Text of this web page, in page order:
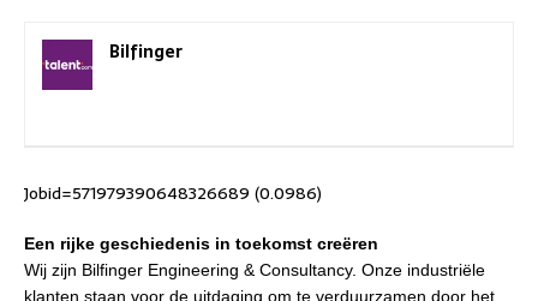
Bilfinger
Jobid=571979390648326689 (0.0986)
Een rijke geschiedenis in toekomst creëren
Wij zijn Bilfinger Engineering & Consultancy. Onze industriële
klanten staan voor de uitdaging om te verduurzamen door het